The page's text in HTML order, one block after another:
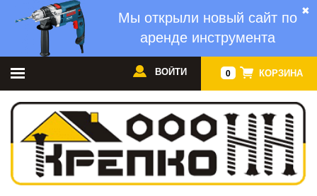
✖
Мы открыли новый сайт по
аренде инструмента
0 КОРЗИНА
ВОЙТИ